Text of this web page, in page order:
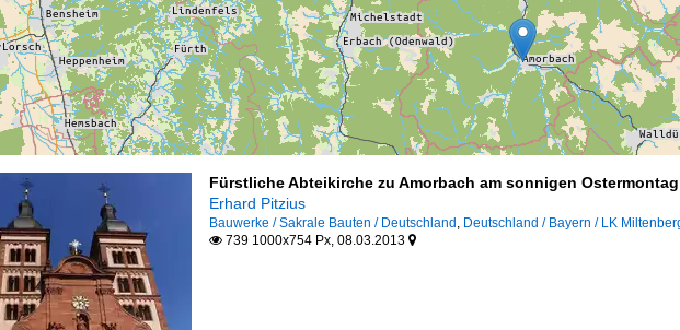
Fürstliche Abteikirche zu Amorbach am sonnigen Ostermontag
Erhard Pitzius
Bauwerke / Sakrale Bauten / Deutschland , Deutschland / Bayern / LK
739 1000x754 Px, 08.03.2013 